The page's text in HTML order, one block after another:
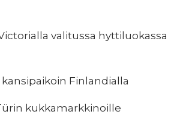
valitussa hyttiluokassa
Finlandialla
kukkamarkkinoille